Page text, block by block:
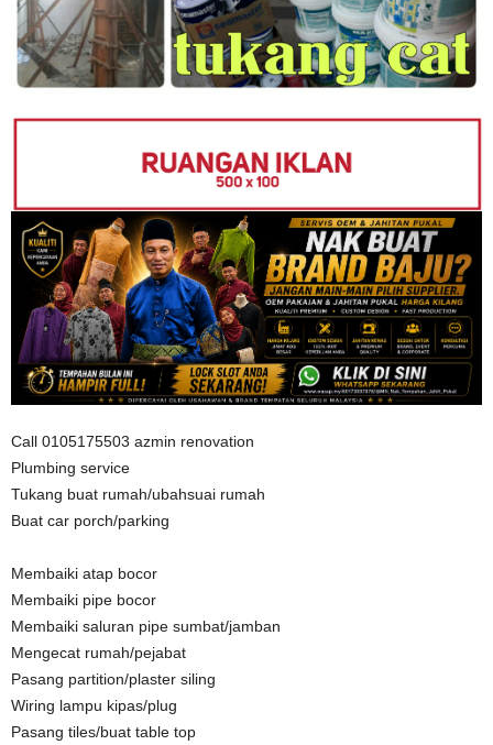
Call 0105175503 azmin renovation
Plumbing service
Tukang buat rumah/ubahsuai rumah
Buat car porch/parking
Membaiki atap bocor
Membaiki pipe bocor
Membaiki saluran pipe sumbat/jamban
Mengecat rumah/pejabat
Pasang partition/plaster siling
Wiring lampu kipas/plug
Pasang tiles/buat table top